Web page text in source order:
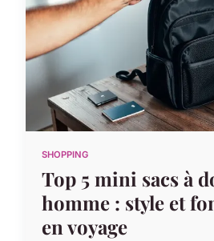
SHOPPING
Top 5 mini sacs à
homme : style et
en voyage